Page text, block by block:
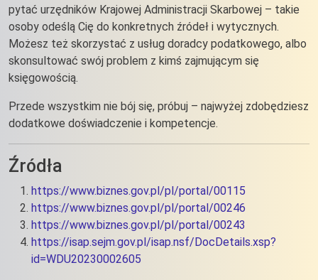
pytać urzędników Krajowej Administracji Skarbowej – takie
osoby odeślą Cię do konkretnych źródeł i wytycznych.
Możesz też skorzystać z usług doradcy podatkowego, albo
skonsultować swój problem z kimś zajmującym się
księgowością.
Przede wszystkim nie bój się, próbuj – najwyżej zdobędziesz
dodatkowe doświadczenie i kompetencje.
Źródła
https://www.biznes.gov.pl/pl/portal/00115
https://www.biznes.gov.pl/pl/portal/00246
https://www.biznes.gov.pl/pl/portal/00243
https://isap.sejm.gov.pl/isap.nsf/DocDetails.xsp?
id=WDU20230002605